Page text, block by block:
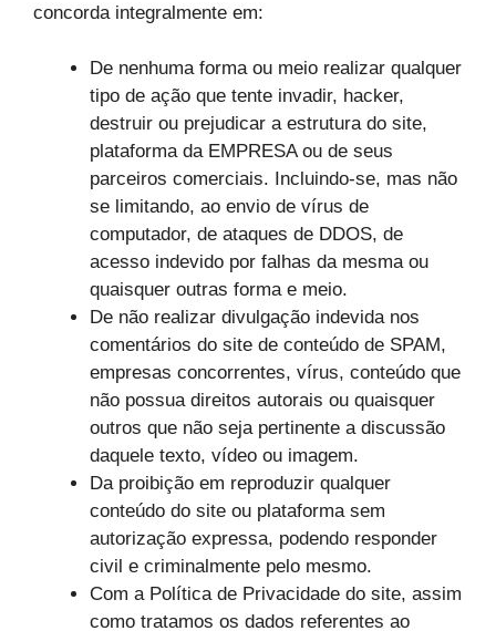
concorda integralmente em:
De nenhuma forma ou meio realizar qualquer
tipo de ação que tente invadir, hacker,
destruir ou prejudicar a estrutura do site,
plataforma da EMPRESA ou de seus
parceiros comerciais. Incluindo-se, mas não
se limitando, ao envio de vírus de
computador, de ataques de DDOS, de
acesso indevido por falhas da mesma ou
quaisquer outras forma e meio.
De não realizar divulgação indevida nos
comentários do site de conteúdo de SPAM,
empresas concorrentes, vírus, conteúdo que
não possua direitos autorais ou quaisquer
outros que não seja pertinente a discussão
daquele texto, vídeo ou imagem.
Da proibição em reproduzir qualquer
conteúdo do site ou plataforma sem
autorização expressa, podendo responder
civil e criminalmente pelo mesmo.
Com a Política de Privacidade do site, assim
como tratamos os dados referentes ao